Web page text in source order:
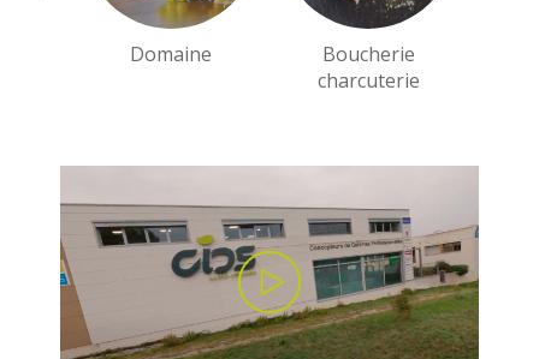
Domaine
Boucherie
charcuterie